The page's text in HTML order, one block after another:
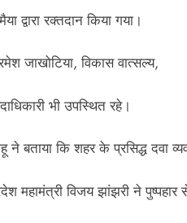
द्वारा रक्तदान किया गया।
जाखोटिया, विकास वात्सल्य,
भी उपस्थित रहे।
बताया कि शहर के प्रसिद्ध दवा
महामंत्री विजय झांझरी ने पुष्पहार